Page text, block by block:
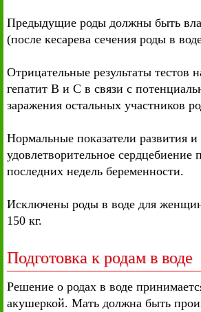
Предыдущие роды должны быть
(после кесарева сечения роды в
Отрицательные результаты
гепатит В и С в связи с
заражения остальных участников
Нормальные показатели развития и
удовлетворительное сердцебиение
последних недель беременности.
Исключены роды в воде для
150 кг.
Подготовка к родам в воде
Решение о родах в воде
акушеркой. Мать должна быть